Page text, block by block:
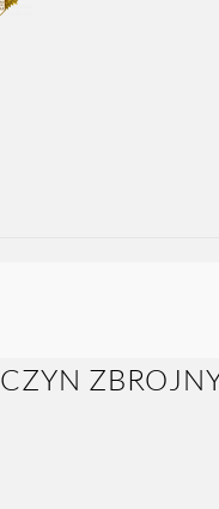
CZYN